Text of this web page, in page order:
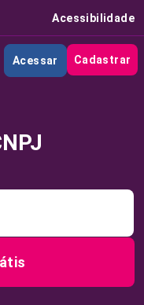
Acessibilidade
Acessar Cadastrar